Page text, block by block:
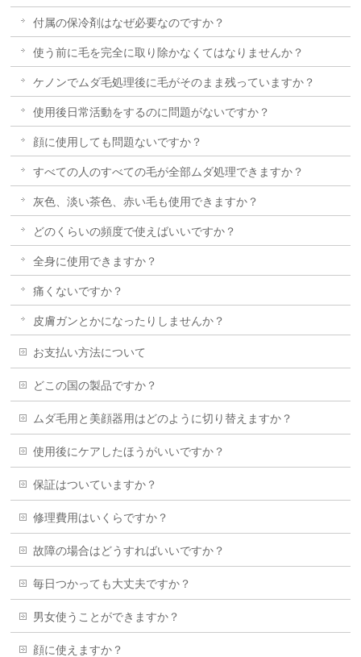
付属の保冷剤はなぜ必要なのですか？
使う前に毛を完全に取り除かなくてはなりませんか？
ケノンでムダ毛処理後に毛がそのまま残っていますか？
使用後日常活動をするのに問題がないですか？
顔に使用しても問題ないですか？
すべての人のすべての毛が全部ムダ処理できますか？
灰色、淡い茶色、赤い毛も使用できますか？
どのくらいの頻度で使えばいいですか？
全身に使用できますか？
痛くないですか？
皮膚ガンとかになったりしませんか？
お支払い方法について
どこの国の製品ですか？
ムダ毛用と美顔器用はどのように切り替えますか？
使用後にケアしたほうがいいですか？
保証はついていますか？
修理費用はいくらですか？
故障の場合はどうすればいいですか？
毎日つかっても大丈夫ですか？
男女使うことができますか？
顔に使えますか？